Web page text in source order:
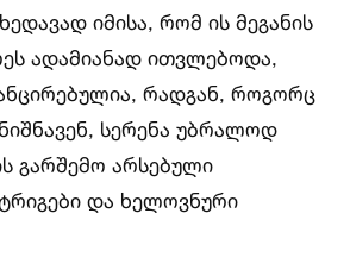
იმისა, რომ ის მეგანის
ადამიანად ითვლებოდა,
რადგან, როგორც
სერენა უბრალოდ
გარშემო არსებული
და ხელოვნური